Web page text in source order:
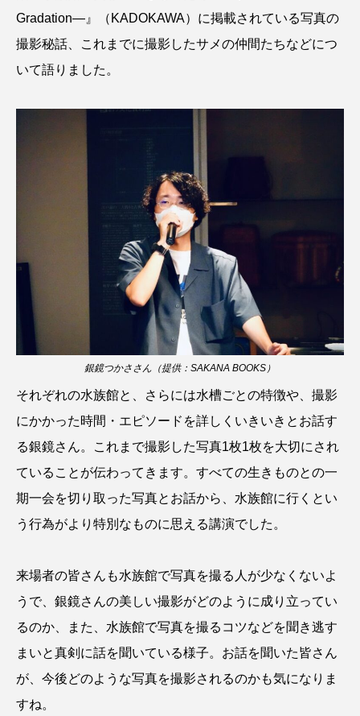
キーワードから探す
おばま水族館
アイゴ アイナメ アオウオ アオザメ
アカザ アカハタ
アカメ アクアリウム
アザアシ アシカ
アナゴ アブラツノザメ
アマガエル アマゴ
アユ アリアケギバチ アリゲーターガー
アンコウ イカ イカナゴ イクラ
イッカク イトウ イトヒキアジ
イトヨリダイ イモリ イラスト
イリエワニ イワナ インドネシア
ウツボ ウナギ ウバザメ
ウマヅラハギ ウミウシ エイ
エゾアイナメ エッセイ オオカミウオ
Gradation―』（KADOKAWA）に掲載されている写真の
撮影秘話、これまでに撮影したサメの仲間たちなどにつ
いて語りました。
銀鏡つかささん（提供：SAKANA BOOKS）
それぞれの水族館と、さらには水槽ごとの特徴や、撮影
にかかった時間・エピソードを詳しくいきいきとお話す
る銀鏡さん。これまで撮影した写真1枚1枚を大切にされ
ていることが伝わってきます。すべての生きものとの一
期一会を切り取った写真とお話から、水族館に行くとい
う行為がより特別なものに思える講演でした。
来場者の皆さんも水族館で写真を撮る人が少なくないよ
うで、銀鏡さんの美しい撮影がどのように成り立ってい
るのか、また、水族館で写真を撮るコツなどを聞き逃す
まいと真剣に話を聞いている様子。お話を聞いた皆さん
が、今後どのような写真を撮影されるのかも気になりま
すね。